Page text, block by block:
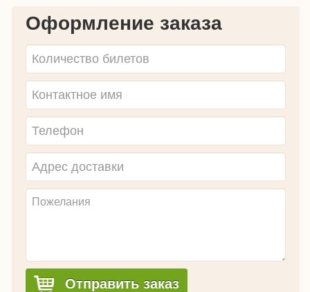
Оформление заказа
Отправить заказ